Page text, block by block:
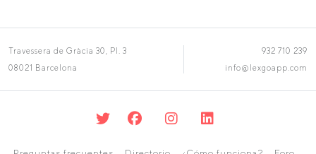
Travessera de Gràcia 30, Pl. 3
08021 Barcelona
932 710 239
info@lexgoapp.com